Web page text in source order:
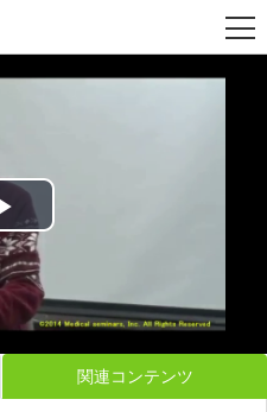
Play
Video
関連コンテンツ